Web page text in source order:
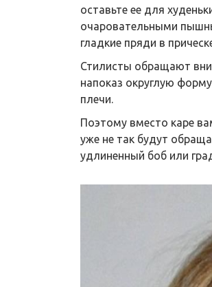
оставьте ее для
очаровательными
гладкие пряди в
Стилисты обращают
напоказ округлую
плечи.
Поэтому вместо каре
уже не так будут
удлиненный боб или